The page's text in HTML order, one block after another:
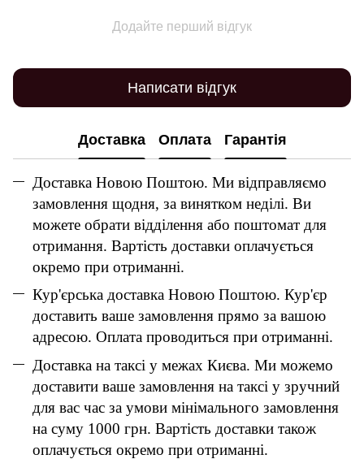
Додайте перший відгук
Написати відгук
Доставка Оплата Гарантія
Доставка Новою Поштою. Ми відправляємо
замовлення щодня, за винятком неділі. Ви
можете обрати відділення або поштомат для
отримання. Вартість доставки оплачується
окремо при отриманні.
Кур'єрська доставка Новою Поштою. Кур'єр
доставить ваше замовлення прямо за вашою
адресою. Оплата проводиться при отриманні.
Доставка на таксі у межах Києва. Ми можемо
доставити ваше замовлення на таксі у зручний
для вас час за умови мінімального замовлення
на суму 1000 грн. Вартість доставки також
оплачується окремо при отриманні.